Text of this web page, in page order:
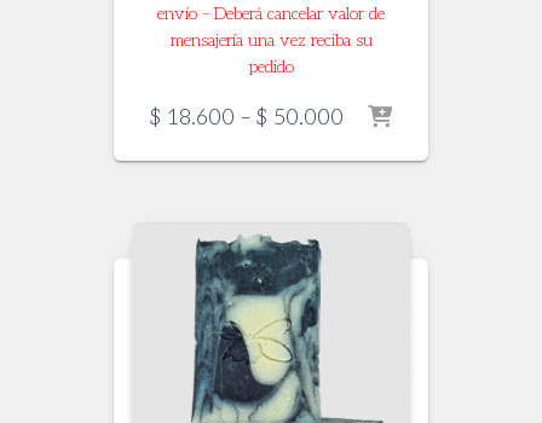
envío – Deberá cancelar valor de
mensajería una vez reciba su
pedido
$ 18.600 – $ 50.000 Price
$ 18.600
$ 50.000